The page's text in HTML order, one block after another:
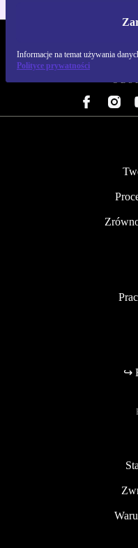
Informacje na temat używania
Polityce prywatności
↪